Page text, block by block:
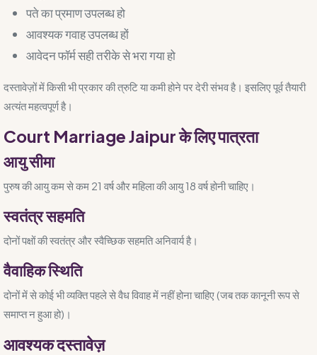
पते का प्रमाण उपलब्ध हो
आवश्यक गवाह उपलब्ध हों
आवेदन फॉर्म सही तरीके से भरा गया हो
दस्तावेज़ों में किसी भी प्रकार की त्रुटि या कमी होने पर देरी संभव है। इसलिए पूर्व तैयारी
अत्यंत महत्वपूर्ण है।
Court Marriage Jaipur के लिए पात्रता
आयु सीमा
पुरुष की आयु कम से कम 21 वर्ष और महिला की आयु 18 वर्ष होनी चाहिए।
स्वतंत्र सहमति
दोनों पक्षों की स्वतंत्र और स्वैच्छिक सहमति अनिवार्य है।
वैवाहिक स्थिति
दोनों में से कोई भी व्यक्ति पहले से वैध विवाह में नहीं होना चाहिए (जब तक कानूनी रूप से
समाप्त न हुआ हो)।
आवश्यक दस्तावेज़